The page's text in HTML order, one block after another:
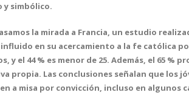
simbólico.
la mirada a Francia, un estudio
en su acercamiento a la fe católica
y el 44 % es menor de 25. Además, el 65
propia. Las conclusiones señalan que los
a misa por convicción, incluso en algunos